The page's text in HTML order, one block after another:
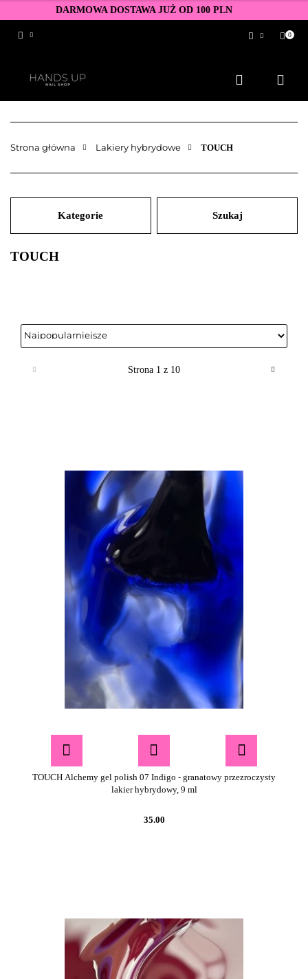
DARMOWA DOSTAWA JUŻ OD 100 PLN
Zarejestruj się
Dodaj zgłoszenie
Zgody cookies
0
Strona główna Lakiery hybrydowe TOUCH
Kategorie Szukaj
TOUCH
TOUCH Alchemy gel polish 07 Indigo - granatowy przezroczysty
lakier hybrydowy, 9 ml
35.00